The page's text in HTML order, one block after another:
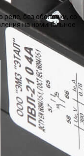
без оболочки, со
на номинальное